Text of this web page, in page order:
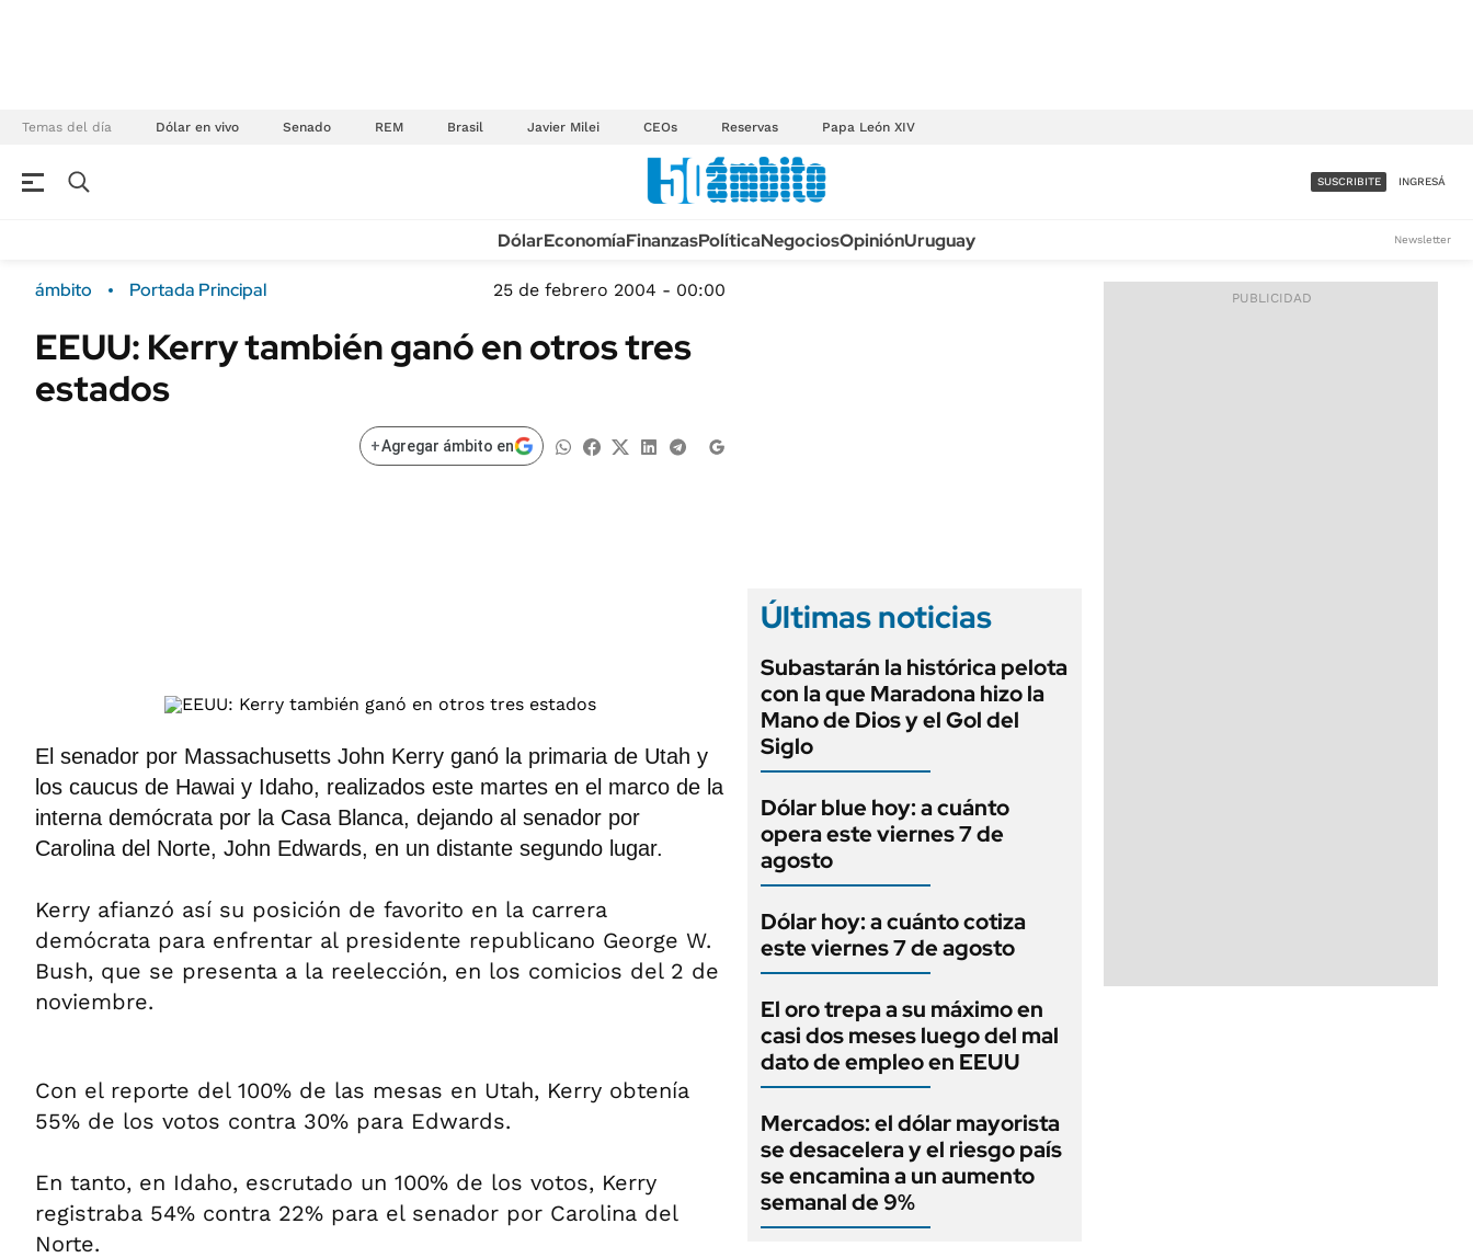
Temas del día Dólar en vivo Senado REM Brasil Javier Milei CEOs Reservas Papa León XIV
Campo
FINANZAS
Sustentabilidad
POLÍTICA
TECNOLOGÍA
MÉXICO
MUNDO
ACCESO FULL - $1.800/MES
SUSCRIBITE INGRESÁ
DólarEconomíaFinanzasPolíticaNegociosOpiniónUruguay Newsletter
ámbito Portada Principal 25 de febrero 2004 - 00:00
EEUU: Kerry también ganó en otros tres
estados
+Agregar ámbito en
El senador por Massachusetts John Kerry ganó la primaria de Utah y
los caucus de Hawai y Idaho, realizados este martes en el marco de la
interna demócrata por la Casa Blanca, dejando al senador por
Carolina del Norte, John Edwards, en un distante segundo lugar.
Kerry afianzó así su posición de favorito en la carrera
demócrata para enfrentar al presidente republicano George W.
Bush, que se presenta a la reelección, en los comicios del 2 de
noviembre.
Con el reporte del 100% de las mesas en Utah, Kerry obtenía
55% de los votos contra 30% para Edwards.
En tanto, en Idaho, escrutado un 100% de los votos, Kerry
registraba 54% contra 22% para el senador por Carolina del
Norte.
Últimas noticias
Subastarán la histórica pelota
con la que Maradona hizo la
Mano de Dios y el Gol del
Siglo
Dólar blue hoy: a cuánto
opera este viernes 7 de
agosto
Dólar hoy: a cuánto cotiza
este viernes 7 de agosto
El oro trepa a su máximo en
casi dos meses luego del mal
dato de empleo en EEUU
Mercados: el dólar mayorista
se desacelera y el riesgo país
se encamina a un aumento
semanal de 9%